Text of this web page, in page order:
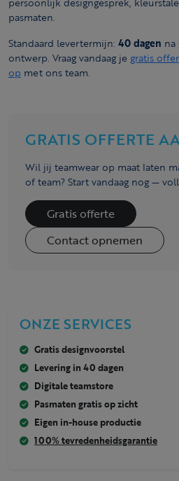
pasmaten.
Standaard levertermijn: 40 dagen na
ontwerp. Vraag vandaag je gratis
op met ons team.
GRATIS OFFERTE
Wil jij teamwear op maat laten
of team? Start vandaag nog —
Gratis offerte
Contact opnemen
ONZE SERVICES
Gratis designvoorstel
Levering in 40 dagen
Digitale teamstore
Pasmaten gratis op zicht
Eigen in-house productie
100% tevredenheidsgarantie